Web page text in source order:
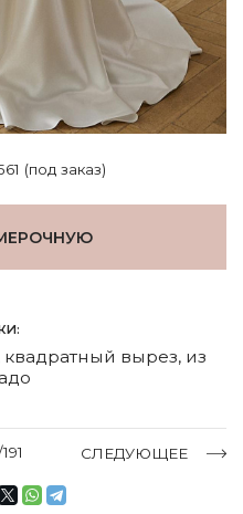
(под заказ)
квадратный вырез, из
СЛЕДУЮЩЕЕ